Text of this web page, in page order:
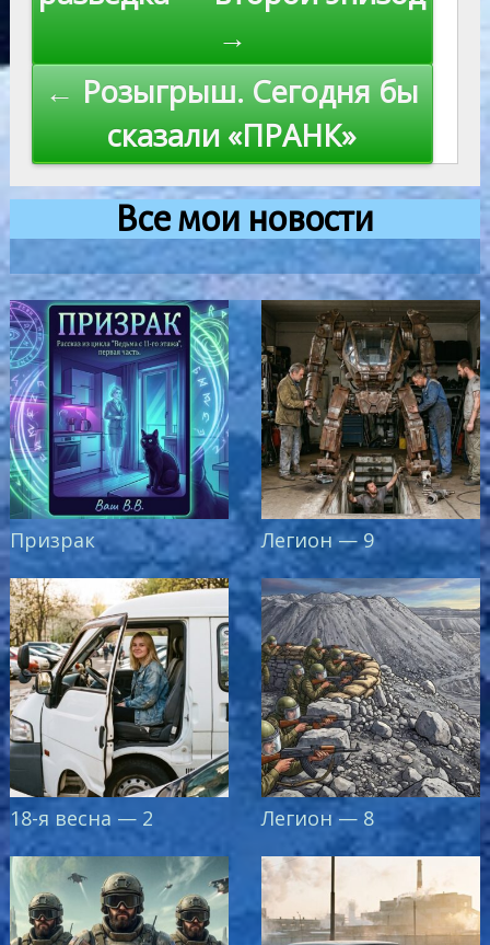
записям
→
← Розыгрыш. Сегодня бы
сказали «ПРАНК»
Все мои новости
Призрак Легион — 9
18-я весна — 2 Легион — 8